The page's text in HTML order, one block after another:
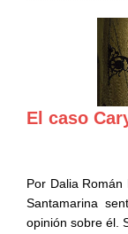
El caso
Por Dalia Román
Santamarina
opinión sobre él.